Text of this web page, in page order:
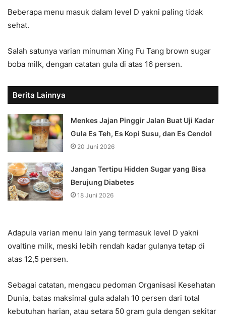
Beberapa menu masuk dalam level D yakni paling tidak
sehat.
Salah satunya varian minuman Xing Fu Tang brown sugar
boba milk, dengan catatan gula di atas 16 persen.
Berita Lainnya
Menkes Jajan Pinggir Jalan Buat Uji Kadar
Gula Es Teh, Es Kopi Susu, dan Es Cendol
20 Juni 2026
Jangan Tertipu Hidden Sugar yang Bisa
Berujung Diabetes
18 Juni 2026
Adapula varian menu lain yang termasuk level D yakni
ovaltine milk, meski lebih rendah kadar gulanya tetap di
atas 12,5 persen.
Sebagai catatan, mengacu pedoman Organisasi Kesehatan
Dunia, batas maksimal gula adalah 10 persen dari total
kebutuhan harian, atau setara 50 gram gula dengan sekitar